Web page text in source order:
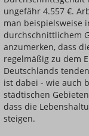
ungefähr 4.557 €.
man beispielsweise
durchschnittlichem
anzumerken, dass
regelmäßig zu dem
Deutschlands
ist dabei - wie auch
städtischen
dass die
steigen.